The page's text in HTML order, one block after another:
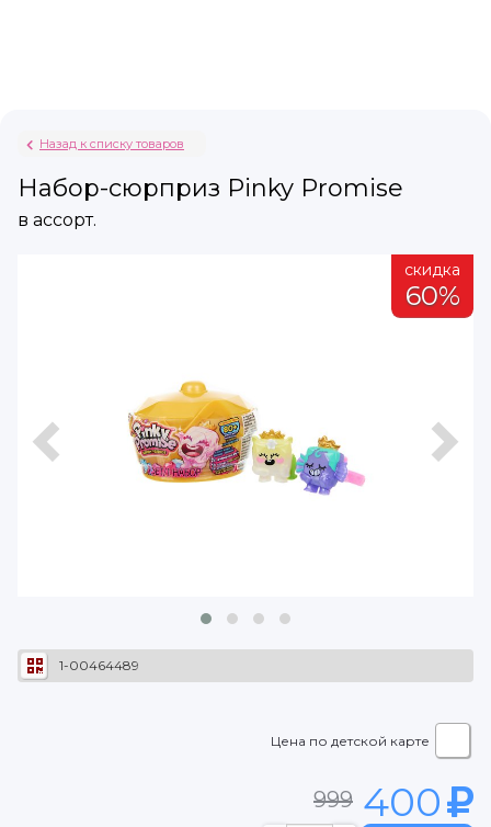
Назад к списку товаров
Набор-сюрприз Pinky Promise
в ассорт.
скидка
60%
1-00464489
Цена по детской карте
999 400